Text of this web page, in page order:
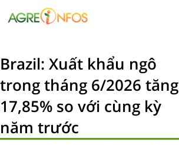
Brazil: Xuất khẩu ngô
trong tháng 6/2026 tăng
17,85% so với cùng kỳ
năm trước